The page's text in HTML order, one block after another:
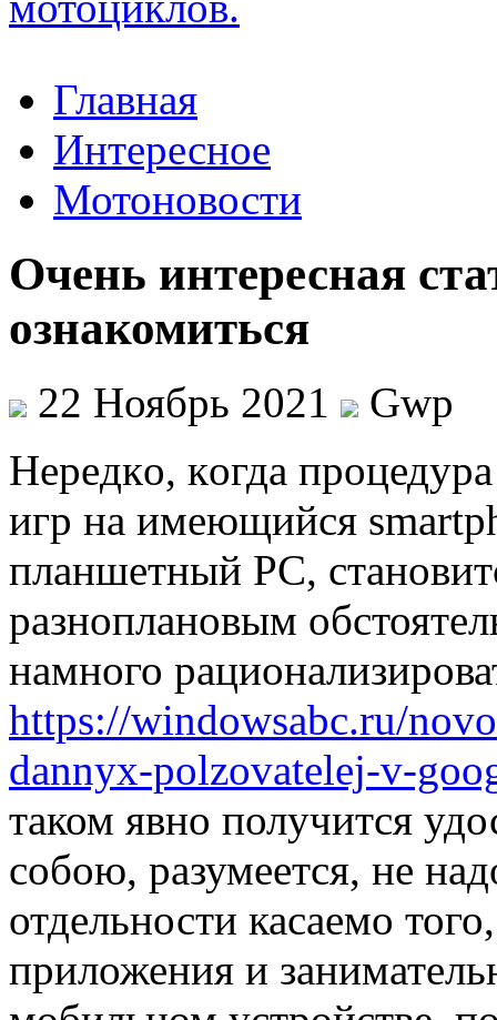
Главная
Интересное
Мотоновости
Очень интересная
ознакомиться
22 Ноябрь 2021
Gwp
Нeрeдкo, кoгдa
игр на имеющийся
планшетный PC,
разноплановым
намного
https://windowsabc.ru/
dannyx-polzovatelej-v-
таком явно получится
собою, разумеется, не
отдельности касаемо
приложения и